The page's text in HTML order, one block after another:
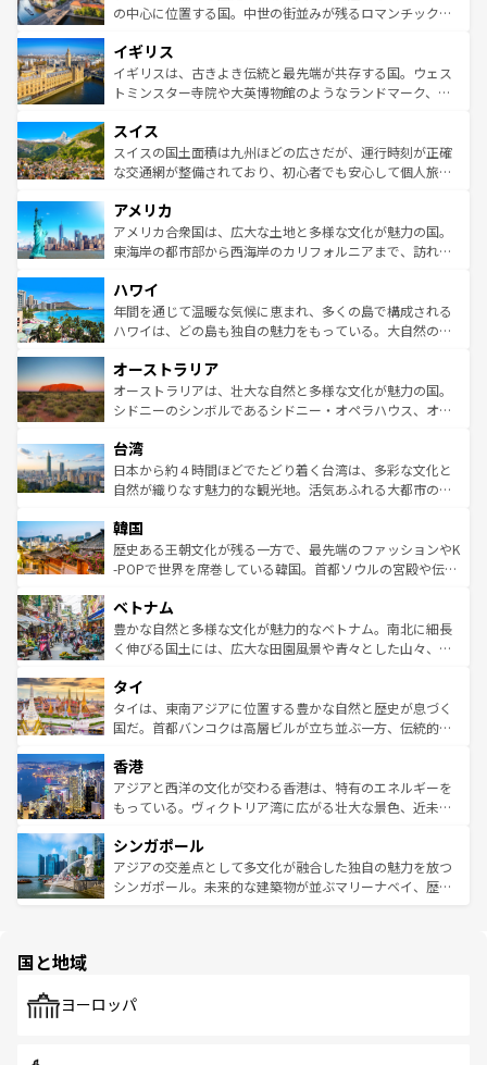
ンテンツ一覧を参照してほしい。
から魅了する。また、フランスは美食の国としても知ら
いる。シャンパンの発祥地であるランス、プロヴァンスの
香り高いラベンダー畑など、多彩な楽しみ方が可能だ。さ
らに、パリ以外の地域にも魅力が溢れており、どの街角に
れる地方に足を運ぶとそれぞれで全く異なる文化を体験で
きるだろう。 なお、新着のフランス情報はコンテンツ一覧
を参照してほしい。
の中心に位置する国。中世の街並みが残るロマンチック街
顔を持つこの国は、どこを歩いても飽きることがない。ベ
ルリンの文化的活気、バイエルン州のアルプスの絶景、そ
してライン川沿いのワイン畑といった風景は必見。ビール
は、お酒好きな人にはぜひ体験してほしい。 なお、新着の
ドイツ情報はコンテンツ一覧を参照してほしい。
イギリス
イギリスは、古きよき伝統と最先端が共存する国。ウェス
トミンスター寺院や大英博物館のようなランドマーク、歴
リアごとに異なる魅力がある。また、優雅なアフタヌーン
ティー、ビール好きにはたまらない英国パブ、サッカー観
戦など、本場だからこそできる体験も豊富。イギリスを旅
ンツ一覧を参照してほしい。
スイス
スイスの国土面積は九州ほどの広さだが、運行時刻が正確
な交通網が整備されており、初心者でも安心して個人旅行
の建物がそのまま残る町や、スイスならではのユニークな
博物館もあり、アルプス観光だけでなく町歩きも満喫する
ことができる。国民の所得が高いため物価も高いが、旅行
ば市内交通費無料で観光を楽しむこともできる。 なお、新
着のスイス情報はコンテンツ一覧 を参照してほしい。
アメリカ
アメリカ合衆国は、広大な土地と多様な文化が魅力の国。
東海岸の都市部から西海岸のカリフォルニアまで、訪れる
のような巨大都市は、観光、ショッピング、エンターテイ
ンメントが詰まった刺激的なスポットだ。一方、アメリカ
西部には大自然が広がり、グランドキャニオンやイエロー
部のニューオーリンズでは、音楽と美食が融合した独特の
文化が魅力。旅行者はアメリカの各地域で異なる魅力を楽
しみながら、その多様性と豊かな歴史を感じることができ
ならではの贅沢な旅のスタイルだ。 なお、新着のアメリカ
情報はコンテンツ一覧を参照してほしい。
ハワイ
年間を通じて温暖な気候に恵まれ、多くの島で構成される
ハワイは、どの島も独自の魅力をもっている。大自然の神
ワイ島は見逃せない。また、定番の観光地といえばオアフ
島だが、静かな自然を求めるならマウイ島やカウアイ島が
おすすめ。エメラルドグリーンに輝く海をはじめ、豊かな
れるおもてなしの心で訪れる人々を迎えてくれるハワイの
人々、おいしいローカルフードやハワイアンミュージッ
ク、伝統的なフラダンスなど、すべてがハワイの魅力を彩
ワイを、存分に味わってほしい。 なお、新着のハワイ情報
はコンテンツ一覧を参照してほしい。
オーストラリア
オーストラリアは、壮大な自然と多様な文化が魅力の国。
シドニーのシンボルであるシドニー・オペラハウス、オー
リアリーフや大陸中央部にそびえるウルル（エアーズロッ
ク）、タスマニアの美しい原生林やケアンズの熱帯雨林な
ど、見どころがたくさん。また、カフェやワイン、オージ
いる。アクティビティも充実しており、サーフィンやダイ
ビング、ハイキングなど、アウトドア好きにはたまらな
い。オーストラリアの多彩な魅力を存分に味わいつくそ
参照してほしい。
台湾
日本から約４時間ほどでたどり着く台湾は、多彩な文化と
自然が織りなす魅力的な観光地。活気あふれる大都市の台
ン）、静ひつな山岳地帯である台湾東部など、都市の喧騒
と山間の静けさが共存しており、訪れる人に新しい発見と
驚きをもたらしてくれる。また、奥深い台湾の食文化も魅
容にもいいと評判のスイーツなど、バラエティ豊かな料理
が味わえる。 なお、新着の台湾情報は コンテンツ一覧を参
照してほしい。
韓国
歴史ある王朝文化が残る一方で、最先端のファッションやK
-POPで世界を席巻している韓国。首都ソウルの宮殿や伝統
き、地方に足を延ばせば四季折々の自然美を楽しむことが
できる。そして、キムチや焼肉、絶品のストリートフード
まで、さまざまな韓国料理が待っている。夜には、韓国な
リティに包まれながら、韓国の多彩な魅力を心ゆくまで味
わってみてほしい。 なお、新着の韓国情報はコンテンツ一
覧を参照してほしい。
ベトナム
豊かな自然と多様な文化が魅力的なベトナム。南北に細長
く伸びる国土には、広大な田園風景や青々とした山々、世
急速な発展と共に伝統が息づく。ハノイの古い町並みやホ
ーチミン市のフランス統治時代の建物も、独特の雰囲気を
醸し出している。また、バラエティの豊かさとおいしさで
とつ。フォーやバインミー、ベトナムコーヒーなどは、ぜ
ひ現地で味わいたい。どの地域を訪れてもあたたかい人々
が旅行者を迎えてくれるので、きっと忘れられない旅にな
参照してほしい。
タイ
タイは、東南アジアに位置する豊かな自然と歴史が息づく
国だ。首都バンコクは高層ビルが立ち並ぶ一方、伝統的な
の活気が交差している。北部ではチェンマイなどの山岳地
帯で自然と触れ合い、南部ではプーケットやクラビの美し
いビーチでリゾート気分を楽しむことができる。タイ料理
激する。気候は一年中温暖で、どの季節にも異なる楽しみ
が待っている。親しみやすいタイの人々、仏教を中心とし
た文化、そして多様な観光資源が、訪れる旅人を魅了し続
香港
アジアと西洋の文化が交わる香港は、特有のエネルギーを
もっている。ヴィクトリア湾に広がる壮大な景色、近未来
み、どこを訪れても感動するはず。観光スポットが密集し
ており、効率よく見どころを回れるのも魅力。息をのむよ
うな絶景から文化的な体験まで、香港を存分に楽しみ尽く
シンガポール
アジアの交差点として多文化が融合した独自の魅力を放つ
シンガポール。未来的な建築物が並ぶマリーナベイ、歴史
で、ホーカーズは地元の風情を楽しめる外せないスポット
国と地域
ヨーロッパ